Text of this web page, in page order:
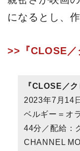
になるとし、
>>『CLOSE／
『CLOSE／ク
2023年7月14
ベルギー＝オ
44分／配給：
CHANNEL